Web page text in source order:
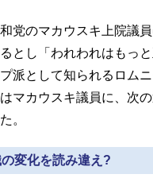
党のマカウスキ上院議
とし「われわれはもっ
派として知られるロム
マカウスキ議員に、次
。
変化を読み違え?